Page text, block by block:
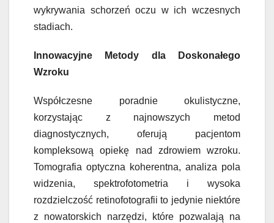
wykrywania schorzeń oczu w ich wczesnych
stadiach.
Innowacyjne Metody dla Doskonałego
Wzroku
Współczesne poradnie okulistyczne,
korzystając z najnowszych metod
diagnostycznych, oferują pacjentom
kompleksową opiekę nad zdrowiem wzroku.
Tomografia optyczna koherentna, analiza pola
widzenia, spektrofotometria i wysoka
rozdzielczość retinofotografii to jedynie niektóre
z nowatorskich narzędzi, które pozwalają na